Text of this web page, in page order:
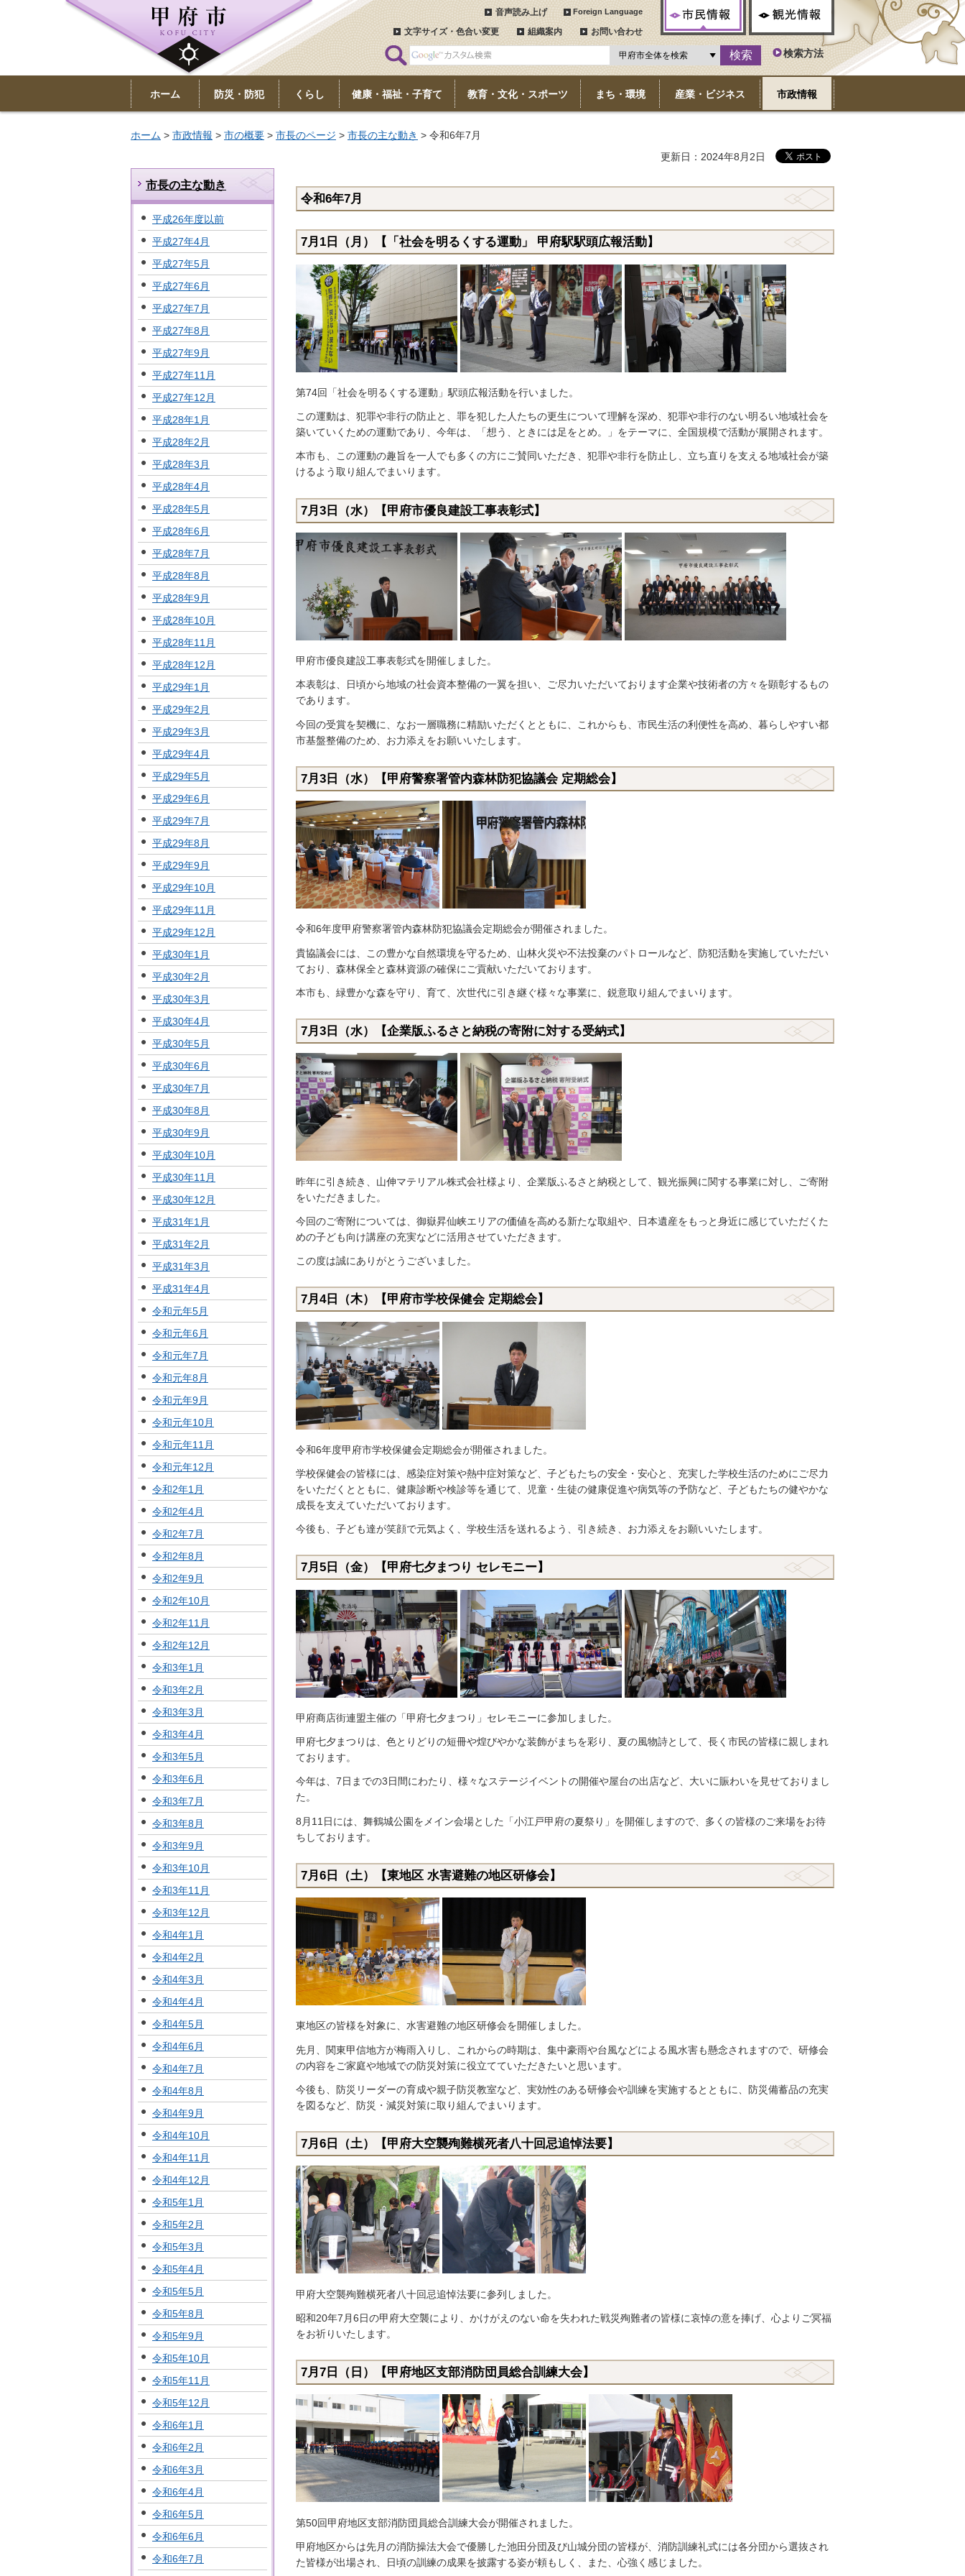
音声読み上げ Foreign Language
文字サイズ・色合い変更 組織案内 お問い合わせ
検索方法
ホーム 防災・防犯 くらし 健康・福祉・子育て 教育・文化・スポーツ まち・環境 産業・ビジネス 市政情報
ホーム > 市政情報 > 市の概要 > 市長のページ > 市長の主な動き > 令和6年7月
更新日：2024年8月2日
市長の主な動き
平成26年度以前
平成27年4月
平成27年5月
平成27年6月
平成27年7月
平成27年8月
平成27年9月
平成27年11月
平成27年12月
平成28年1月
平成28年2月
平成28年3月
平成28年4月
平成28年5月
平成28年6月
平成28年7月
平成28年8月
平成28年9月
平成28年10月
平成28年11月
平成28年12月
平成29年1月
平成29年2月
平成29年3月
平成29年4月
平成29年5月
平成29年6月
平成29年7月
平成29年8月
平成29年9月
平成29年10月
平成29年11月
平成29年12月
平成30年1月
平成30年2月
平成30年3月
平成30年4月
平成30年5月
平成30年6月
平成30年7月
平成30年8月
平成30年9月
平成30年10月
平成30年11月
平成30年12月
平成31年1月
平成31年2月
平成31年3月
平成31年4月
令和元年5月
令和元年6月
令和元年7月
令和元年8月
令和元年9月
令和元年10月
令和元年11月
令和元年12月
令和2年1月
令和2年4月
令和2年7月
令和2年8月
令和2年9月
令和2年10月
令和2年11月
令和2年12月
令和3年1月
令和3年2月
令和3年3月
令和3年4月
令和3年5月
令和3年6月
令和3年7月
令和3年8月
令和3年9月
令和3年10月
令和3年11月
令和3年12月
令和4年1月
令和4年2月
令和4年3月
令和4年4月
令和4年5月
令和4年6月
令和4年7月
令和4年8月
令和4年9月
令和4年10月
令和4年11月
令和4年12月
令和5年1月
令和5年2月
令和5年3月
令和5年4月
令和5年5月
令和5年8月
令和5年9月
令和5年10月
令和5年11月
令和5年12月
令和6年1月
令和6年2月
令和6年3月
令和6年4月
令和6年5月
令和6年6月
令和6年7月
令和6年7月
7月1日（月）【「社会を明るくする運動」 甲府駅駅頭広報活動】
第74回「社会を明るくする運動」駅頭広報活動を行いました。
この運動は、犯罪や非行の防止と、罪を犯した人たちの更生について理解を深め、犯罪や非行のない明るい地域社会を
築いていくための運動であり、今年は、「想う、ときには足をとめ。」をテーマに、全国規模で活動が展開されます。
本市も、この運動の趣旨を一人でも多くの方にご賛同いただき、犯罪や非行を防止し、立ち直りを支える地域社会が築
けるよう取り組んでまいります。
7月3日（水）【甲府市優良建設工事表彰式】
甲府市優良建設工事表彰式を開催しました。
本表彰は、日頃から地域の社会資本整備の一翼を担い、ご尽力いただいております企業や技術者の方々を顕彰するもの
であります。
今回の受賞を契機に、なお一層職務に精励いただくとともに、これからも、市民生活の利便性を高め、暮らしやすい都
市基盤整備のため、お力添えをお願いいたします。
7月3日（水）【甲府警察署管内森林防犯協議会 定期総会】
令和6年度甲府警察署管内森林防犯協議会定期総会が開催されました。
貴協議会には、この豊かな自然環境を守るため、山林火災や不法投棄のパトロールなど、防犯活動を実施していただい
ており、森林保全と森林資源の確保にご貢献いただいております。
本市も、緑豊かな森を守り、育て、次世代に引き継ぐ様々な事業に、鋭意取り組んでまいります。
7月3日（水）【企業版ふるさと納税の寄附に対する受納式】
昨年に引き続き、山伸マテリアル株式会社様より、企業版ふるさと納税として、観光振興に関する事業に対し、ご寄附
をいただきました。
今回のご寄附については、御嶽昇仙峡エリアの価値を高める新たな取組や、日本遺産をもっと身近に感じていただくた
めの子ども向け講座の充実などに活用させていただきます。
この度は誠にありがとうございました。
7月4日（木）【甲府市学校保健会 定期総会】
令和6年度甲府市学校保健会定期総会が開催されました。
学校保健会の皆様には、感染症対策や熱中症対策など、子どもたちの安全・安心と、充実した学校生活のためにご尽力
をいただくとともに、健康診断や検診等を通じて、児童・生徒の健康促進や病気等の予防など、子どもたちの健やかな
成長を支えていただいております。
今後も、子ども達が笑顔で元気よく、学校生活を送れるよう、引き続き、お力添えをお願いいたします。
7月5日（金）【甲府七夕まつり セレモニー】
甲府商店街連盟主催の「甲府七夕まつり」セレモニーに参加しました。
甲府七夕まつりは、色とりどりの短冊や煌びやかな装飾がまちを彩り、夏の風物詩として、長く市民の皆様に親しまれ
ております。
今年は、7日までの3日間にわたり、様々なステージイベントの開催や屋台の出店など、大いに賑わいを見せておりまし
た。
8月11日には、舞鶴城公園をメイン会場とした「小江戸甲府の夏祭り」を開催しますので、多くの皆様のご来場をお待
ちしております。
7月6日（土）【東地区 水害避難の地区研修会】
東地区の皆様を対象に、水害避難の地区研修会を開催しました。
先月、関東甲信地方が梅雨入りし、これからの時期は、集中豪雨や台風などによる風水害も懸念されますので、研修会
の内容をご家庭や地域での防災対策に役立てていただきたいと思います。
今後も、防災リーダーの育成や親子防災教室など、実効性のある研修会や訓練を実施するとともに、防災備蓄品の充実
を図るなど、防災・減災対策に取り組んでまいります。
7月6日（土）【甲府大空襲殉難横死者八十回忌追悼法要】
甲府大空襲殉難横死者八十回忌追悼法要に参列しました。
昭和20年7月6日の甲府大空襲により、かけがえのない命を失われた戦災殉難者の皆様に哀悼の意を捧げ、心よりご冥福
をお祈りいたします。
7月7日（日）【甲府地区支部消防団員総合訓練大会】
第50回甲府地区支部消防団員総合訓練大会が開催されました。
甲府地区からは先月の消防操法大会で優勝した池田分団及び山城分団の皆様が、消防訓練礼式には各分団から選抜され
た皆様が出場され、日頃の訓練の成果を披露する姿が頼もしく、また、心強く感じました。